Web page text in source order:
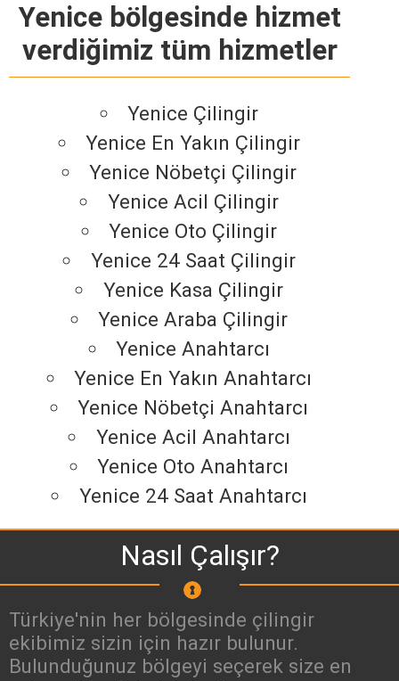
Yenice bölgesinde hizmet
verdiğimiz tüm hizmetler
Yenice Çilingir
Yenice En Yakın Çilingir
Yenice Nöbetçi Çilingir
Yenice Acil Çilingir
Yenice Oto Çilingir
Yenice 24 Saat Çilingir
Yenice Kasa Çilingir
Yenice Araba Çilingir
Yenice Anahtarcı
Yenice En Yakın Anahtarcı
Yenice Nöbetçi Anahtarcı
Yenice Acil Anahtarcı
Yenice Oto Anahtarcı
Yenice 24 Saat Anahtarcı
Nasıl Çalışır?
Türkiye'nin her bölgesinde çilingir
ekibimiz sizin için hazır bulunur.
Bulunduğunuz bölgeyi seçerek size en